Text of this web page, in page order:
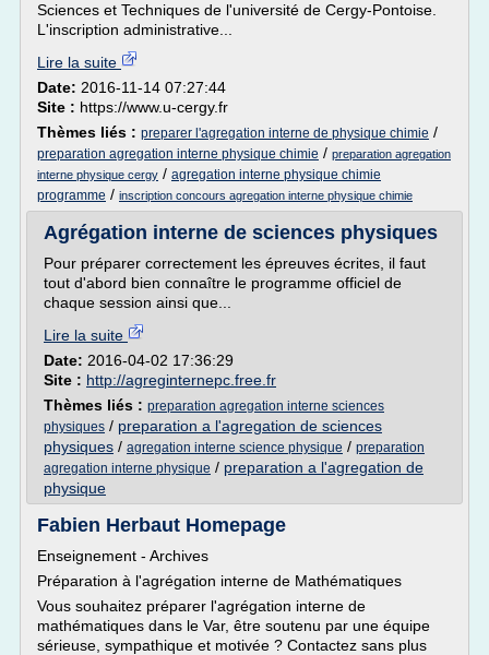
Sciences et Techniques de l'université de Cergy-Pontoise.
L'inscription administrative...
Lire la suite
Date: 2016-11-14 07:27:44
Site : https://www.u-cergy.fr
Thèmes liés : preparer l'agregation interne de physique chimie /
preparation agregation interne physique chimie / preparation agregation
interne physique cergy / agregation interne physique chimie
programme / inscription concours agregation interne physique chimie
Agrégation interne de sciences physiques
Pour préparer correctement les épreuves écrites, il faut
tout d'abord bien connaître le programme officiel de
chaque session ainsi que...
Lire la suite
Date: 2016-04-02 17:36:29
Site : http://agreginternepc.free.fr
Thèmes liés : preparation agregation interne sciences
physiques / preparation a l'agregation de sciences
physiques / agregation interne science physique / preparation
agregation interne physique / preparation a l'agregation de
physique
Fabien Herbaut Homepage
Enseignement - Archives
Préparation à l'agrégation interne de Mathématiques
Vous souhaitez préparer l'agrégation interne de
mathématiques dans le Var, être soutenu par une équipe
sérieuse, sympathique et motivée ? Contactez sans plus